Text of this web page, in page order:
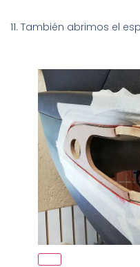
11. También abrimos el